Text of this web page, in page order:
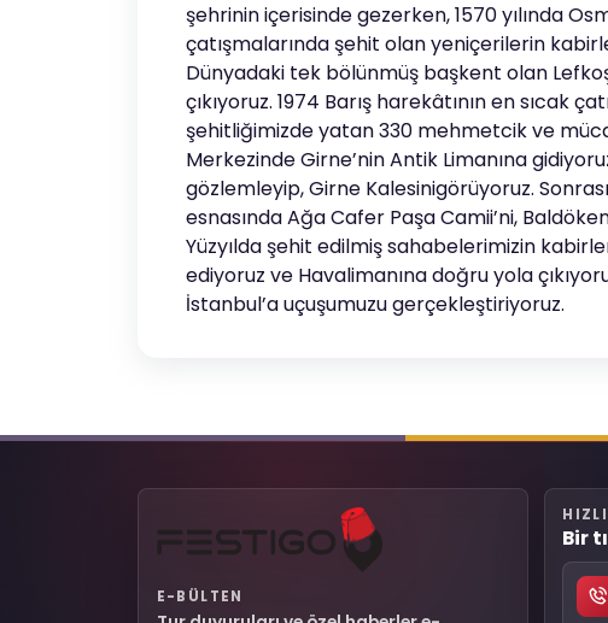
şehrinin içerisinde gezerken, 1570 yılında
çatışmalarında şehit olan yeniçerilerin
Dünyadaki tek bölünmüş başkent olan
çıkıyoruz. 1974 Barış harekâtının en sıcak
şehitliğimizde yatan 330 mehmetcik ve
Merkezinde Girne’nin Antik Limanına
gözlemleyip, Girne Kalesinigörüyoruz.
esnasında Ağa Cafer Paşa Camii’ni,
Yüzyılda şehit edilmiş sahabelerimizin
ediyoruz ve Havalimanına doğru yola
İstanbul’a uçuşumuzu gerçekleştiriyoruz.
E-BÜLTEN
Bir